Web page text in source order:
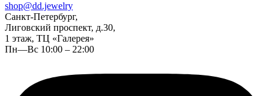
shop@dd.jewelry
Санкт-Петербург,
Лиговский проспект, д.30,
1 этаж, ТЦ «Галерея»
Пн—Вс 10:00 – 22:00